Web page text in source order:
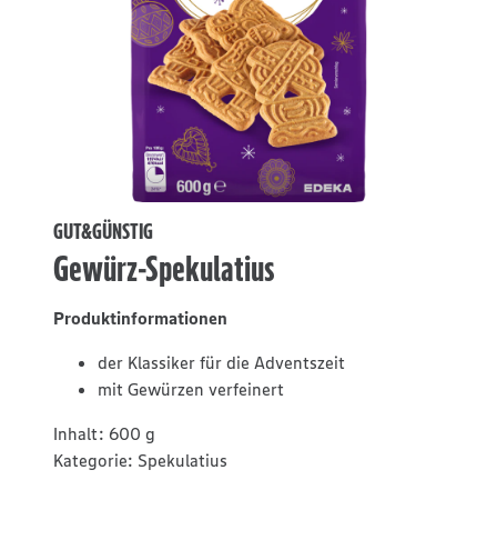
GUT&GÜNSTIG
Gewürz-Spekulatius
Produktinformationen
der Klassiker für die Adventszeit
mit Gewürzen verfeinert
Inhalt: 600 g
Kategorie: Spekulatius